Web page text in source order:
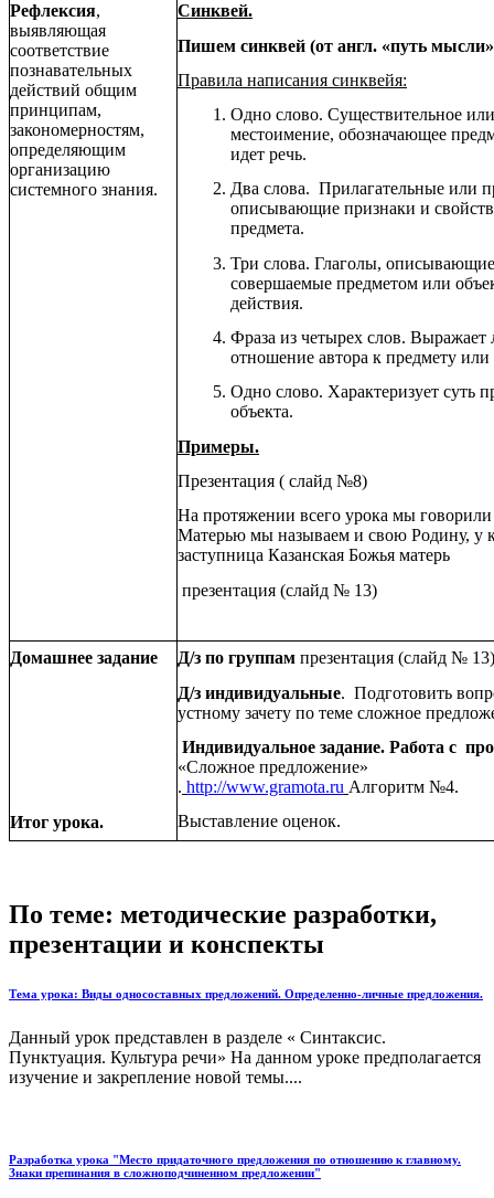
Рефлексия,
выявляющая
соответствие
познавательных
действий общим
принципам,
закономерностям,
определяющим
организацию
системного знания.
Синквей.
Пишем синквей (от англ. «путь
Правила написания синквейя:
Одно слово. Существительное или
местоимение, обозначающее
идет речь.
Два слова. Прилагательные или
описывающие признаки и
предмета.
Три слова. Глаголы, описывающие
совершаемые предметом или
действия.
Фраза из четырех слов. Выражает
отношение автора к предмету или
Одно слово. Характеризует суть
объекта.
Примеры.
Презентация ( слайд №8)
На протяжении всего урока мы
Матерью мы называем и свою Родину, у
заступница Казанская Божья матерь
презентация (слайд № 13)
Домашнее задание
Итог урока.
Д/з по группам презентация (слайд № 13)
Д/з индивидуальные. Подготовить
устному зачету по теме сложное
Индивидуальное задание. Работа с
«Сложное предложение»
. http://www.gramota.ru Алгоритм №4.
Выставление оценок.
По теме: методические разработки,
презентации и конспекты
Тема урока: Виды односоставных предложений. Определенно-личные предложения.
Данный урок представлен в разделе « Синтаксис.
Пунктуация. Культура речи» На данном уроке предполагается
изучение и закрепление новой темы....
Разработка урока "Место придаточного предложения по отношению к главному.
Знаки препинания в сложноподчиненном предложении"